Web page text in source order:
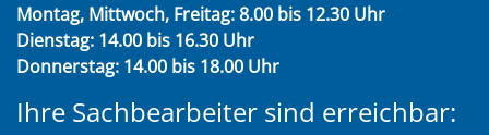
Montag, Mittwoch, Freitag: 8.00 bis 12.30 Uhr
Dienstag: 14.00 bis 16.30 Uhr
Donnerstag: 14.00 bis 18.00 Uhr
Ihre Sachbearbeiter sind erreichbar: